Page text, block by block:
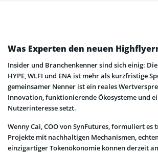
Was Experten den neuen
Insider und Branchenkenner sind sich einig:
HYPE, WLFI und ENA ist mehr als kurzfristige
gemeinsamer Nenner ist ein reales
Innovation, funktionierende Ökosysteme und
Nutzerinteresse setzt.
Wenny Cai, COO von SynFutures, formuliert es
Projekte mit nachhaltigen Mechanismen,
einzigartiger Tokenökonomie können derzeit